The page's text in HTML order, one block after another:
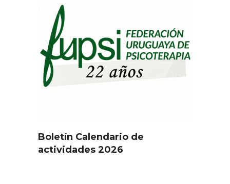
Boletín Calendario de
actividades 2026